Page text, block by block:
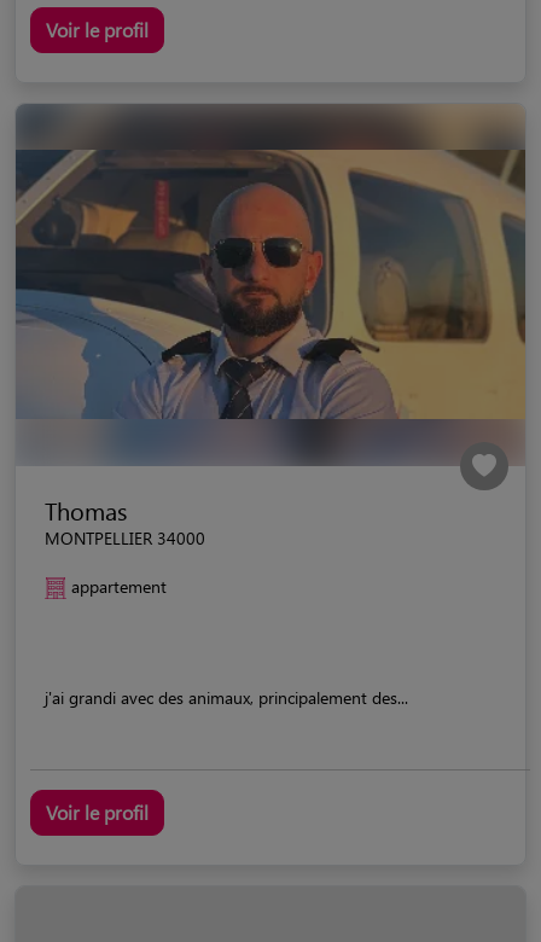
Voir le profil
Thomas
MONTPELLIER 34000
appartement
j'ai grandi avec des animaux, principalement des...
Voir le profil